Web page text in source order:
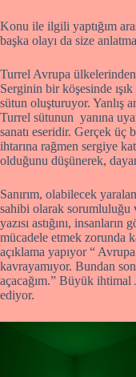
Konu ile ilgili yaptığım
başka olayı da size
Turrel Avrupa
Serginin bir köşesinde
sütun oluşturuyor. Yanlış
Turrel sütunun yanına
sanatı eseridir. Gerçek üç
ihtarına rağmen sergiye
olduğunu düşünerek,
Sanırım, olabilecek
sahibi olarak sorumluluğu
yazısı astığını,
mücadele etmek zorunda
açıklama yapıyor “
kavrayamıyor. Bundan
açacağım.” Büyük
ediyor.